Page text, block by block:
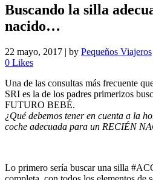
Buscando la silla
nacido…
22 mayo, 2017 | by Pequeños Viajeros
0 Likes
Una de las consultas más frecuente
SRI es la de los padres primerizos
FUTURO BEBÉ.
¿Qué debemos tener en cuenta a la
coche adecuada para un RECIÉN
Lo primero sería buscar una silla